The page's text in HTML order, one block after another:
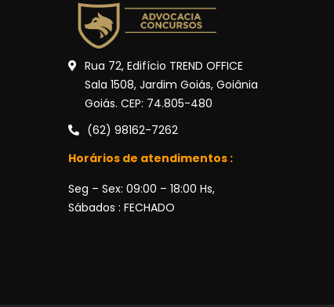
Rua 72, Edifício TREND OFFICE
Sala 1508, Jardim Goiás, Goiânia
Goiás. CEP: 74.805-480
(62) 98162-7262
Horários de atendimentos :
Seg – Sex: 09:00 – 18:00 Hs,
Sábados : FECHADO